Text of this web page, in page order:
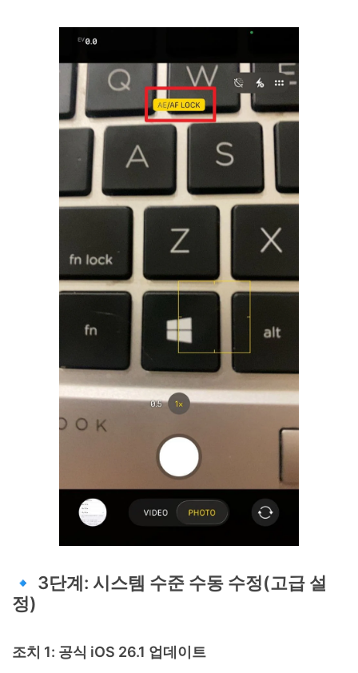
🔹 3단계: 시스템 수준 수동 수정(고급 설
정)
조치 1: 공식 iOS 26.1 업데이트